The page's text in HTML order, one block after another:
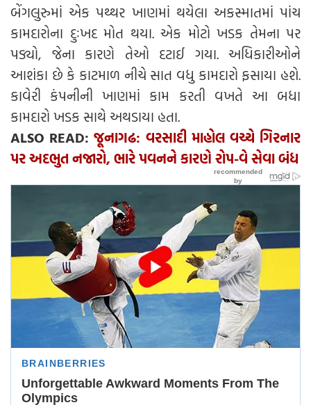
બેંગલુરુમાં એક પથ્થર ખાણમાં થયેલા અકસ્માતમાં પાંચ
કામદારોના દુઃખદ મોત થયા. એક મોટો ખડક તેમના પર
પડ્યો, જેના કારણે તેઓ દટાઈ ગયા. અધિકારીઓને
આશંકા છે કે કાટમાળ નીચે સાત વધુ કામદારો ફસાયા હશે.
કાવેરી કંપનીની ખાણમાં કામ કરતી વખતે આ બધા
કામદારો ખડક સાથે અથડાયા હતા.
ALSO READ:જૂનાગઢ: વરસાદી માહોલ વચ્ચે ગિરનાર
પર અદભુત નજારો, ભારે પવનને કારણે રોપ-વે સેવા બંધ